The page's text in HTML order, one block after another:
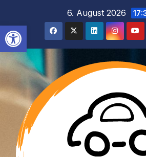
Werkzeugleiste
springen
6. August 2026